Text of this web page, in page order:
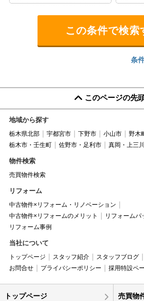
条
このページの先
地域から探す
栃木県北部 宇都宮市 下野市 小山市 野木
栃木市・壬生町
佐野市・足利市 真岡・上三川
物件検索
売買物件検索
リフォーム
中古物件×リフォーム・リノベーション
中古物件×リフォームのメリット
リフォームパ
リフォーム事例
当社について
トップページ スタッフ紹介 スタッフブログ
お問合せ
プライバシーポリシー 採用特設ペ
トップページ 売買物